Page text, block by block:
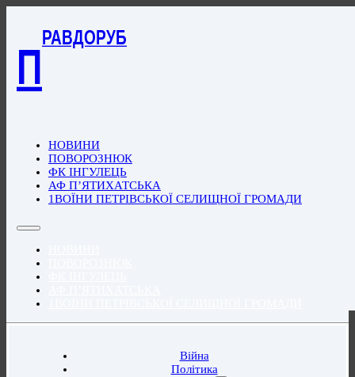
П
РАВДОРУБ
НОВИНИ
ПОВОРОЗНЮК
ФК ІНГУЛЕЦЬ
АФ П’ЯТИХАТСЬКА
1ВОЇНИ ПЕТРІВСЬКОЇ СЕЛИЩНОЇ ГРОМАДИ
Війна
Політика